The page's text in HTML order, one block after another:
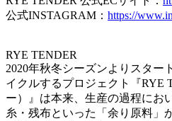
公式INSTAGRAM： https://
RYE TENDER
2020年秋冬シーズンよりスター
イクルするプロジェクト『RYE
ー）』は本来、生産の過程にお
糸・残布といった「余り原料」